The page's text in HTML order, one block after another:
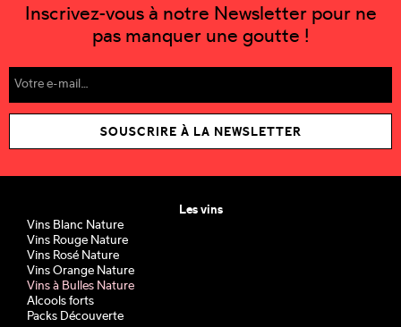
Inscrivez-vous à notre Newsletter pour ne
pas manquer une goutte !
SOUSCRIRE À LA NEWSLETTER
Les vins
Vins Blanc Nature
Vins Rouge Nature
Vins Rosé Nature
Vins Orange Nature
Vins à Bulles Nature
Alcools forts
Packs Découverte